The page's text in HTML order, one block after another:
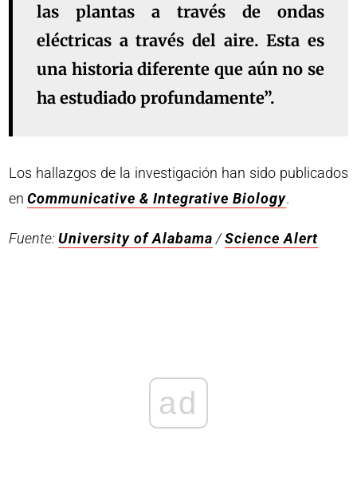
las plantas a través de ondas
eléctricas a través del aire. Esta es
una historia diferente que aún no se
ha estudiado profundamente”.
Los hallazgos de la investigación han sido publicados
enCommunicative & Integrative Biology.
Fuente:University of Alabama /Science Alert
ad